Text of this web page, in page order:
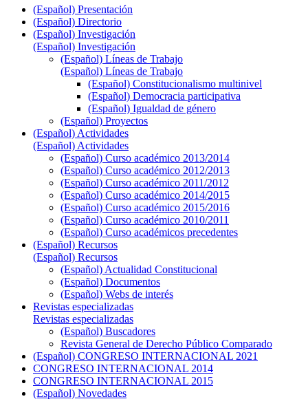
(Español) Presentación
(Español) Directorio
(Español) Investigación
(Español) Investigación
(Español) Líneas de Trabajo
(Español) Líneas de Trabajo
(Español) Constitucionalismo multinivel
(Español) Democracia participativa
(Español) Igualdad de género
(Español) Proyectos
(Español) Actividades
(Español) Actividades
(Español) Curso académico 2013/2014
(Español) Curso académico 2012/2013
(Español) Curso académico 2011/2012
(Español) Curso académico 2014/2015
(Español) Curso académico 2015/2016
(Español) Curso académico 2010/2011
(Español) Curso académicos precedentes
(Español) Recursos
(Español) Recursos
(Español) Actualidad Constitucional
(Español) Documentos
(Español) Webs de interés
Revistas especializadas
Revistas especializadas
(Español) Buscadores
Revista General de Derecho Público Comparado
(Español) CONGRESO INTERNACIONAL 2021
CONGRESO INTERNACIONAL 2014
CONGRESO INTERNACIONAL 2015
(Español) Novedades